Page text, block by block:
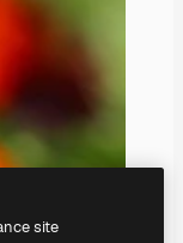
site